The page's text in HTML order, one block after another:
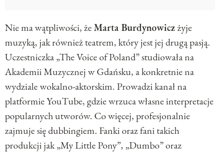
Nie ma wątpliwości, żeMarta Burdynowiczżyje
muzyką, jak również teatrem, który jest jej drugą pasją.
Uczestniczka „The Voice of Poland” studiowała na
Akademii Muzycznej w Gdańsku, a konkretnie na
wydziale wokalno-aktorskim. Prowadzi kanał na
platformie YouTube, gdzie wrzuca własne interpretacje
popularnych utworów. Co więcej, profesjonalnie
zajmuje się dubbingiem. Fanki oraz fani takich
produkcji jak „My Little Pony”, „Dumbo” oraz